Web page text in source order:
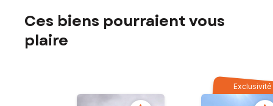
Ces biens pourraient vous
plaire
Exclusivité